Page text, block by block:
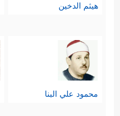
هيثم الدخين
محمود علي البنا